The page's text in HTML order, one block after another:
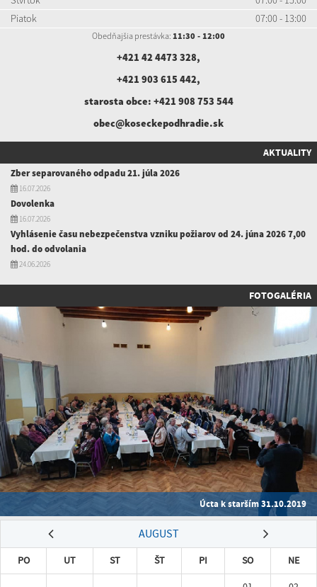
Piatok
07:00 - 13:00
Obedňajšia prestávka: 11:30 - 12:00
+421 42 4473 328,
+421 903 615 442,
starosta obce: +421 908 753 544
obec@koseckepodhradie.sk
AKTUALITY
Zber separovaného odpadu 21. júla 2026
16.07.2026
Dovolenka
16.07.2026
Vyhlásenie času nebezpečenstva vzniku požiarov od 24. júna 2026 7,00
hod. do odvolania
24.06.2026
FOTOGALÉRIA
Úcta k starším 31.10.2019
AUGUST
PO UT ST ŠT PI SO
NE